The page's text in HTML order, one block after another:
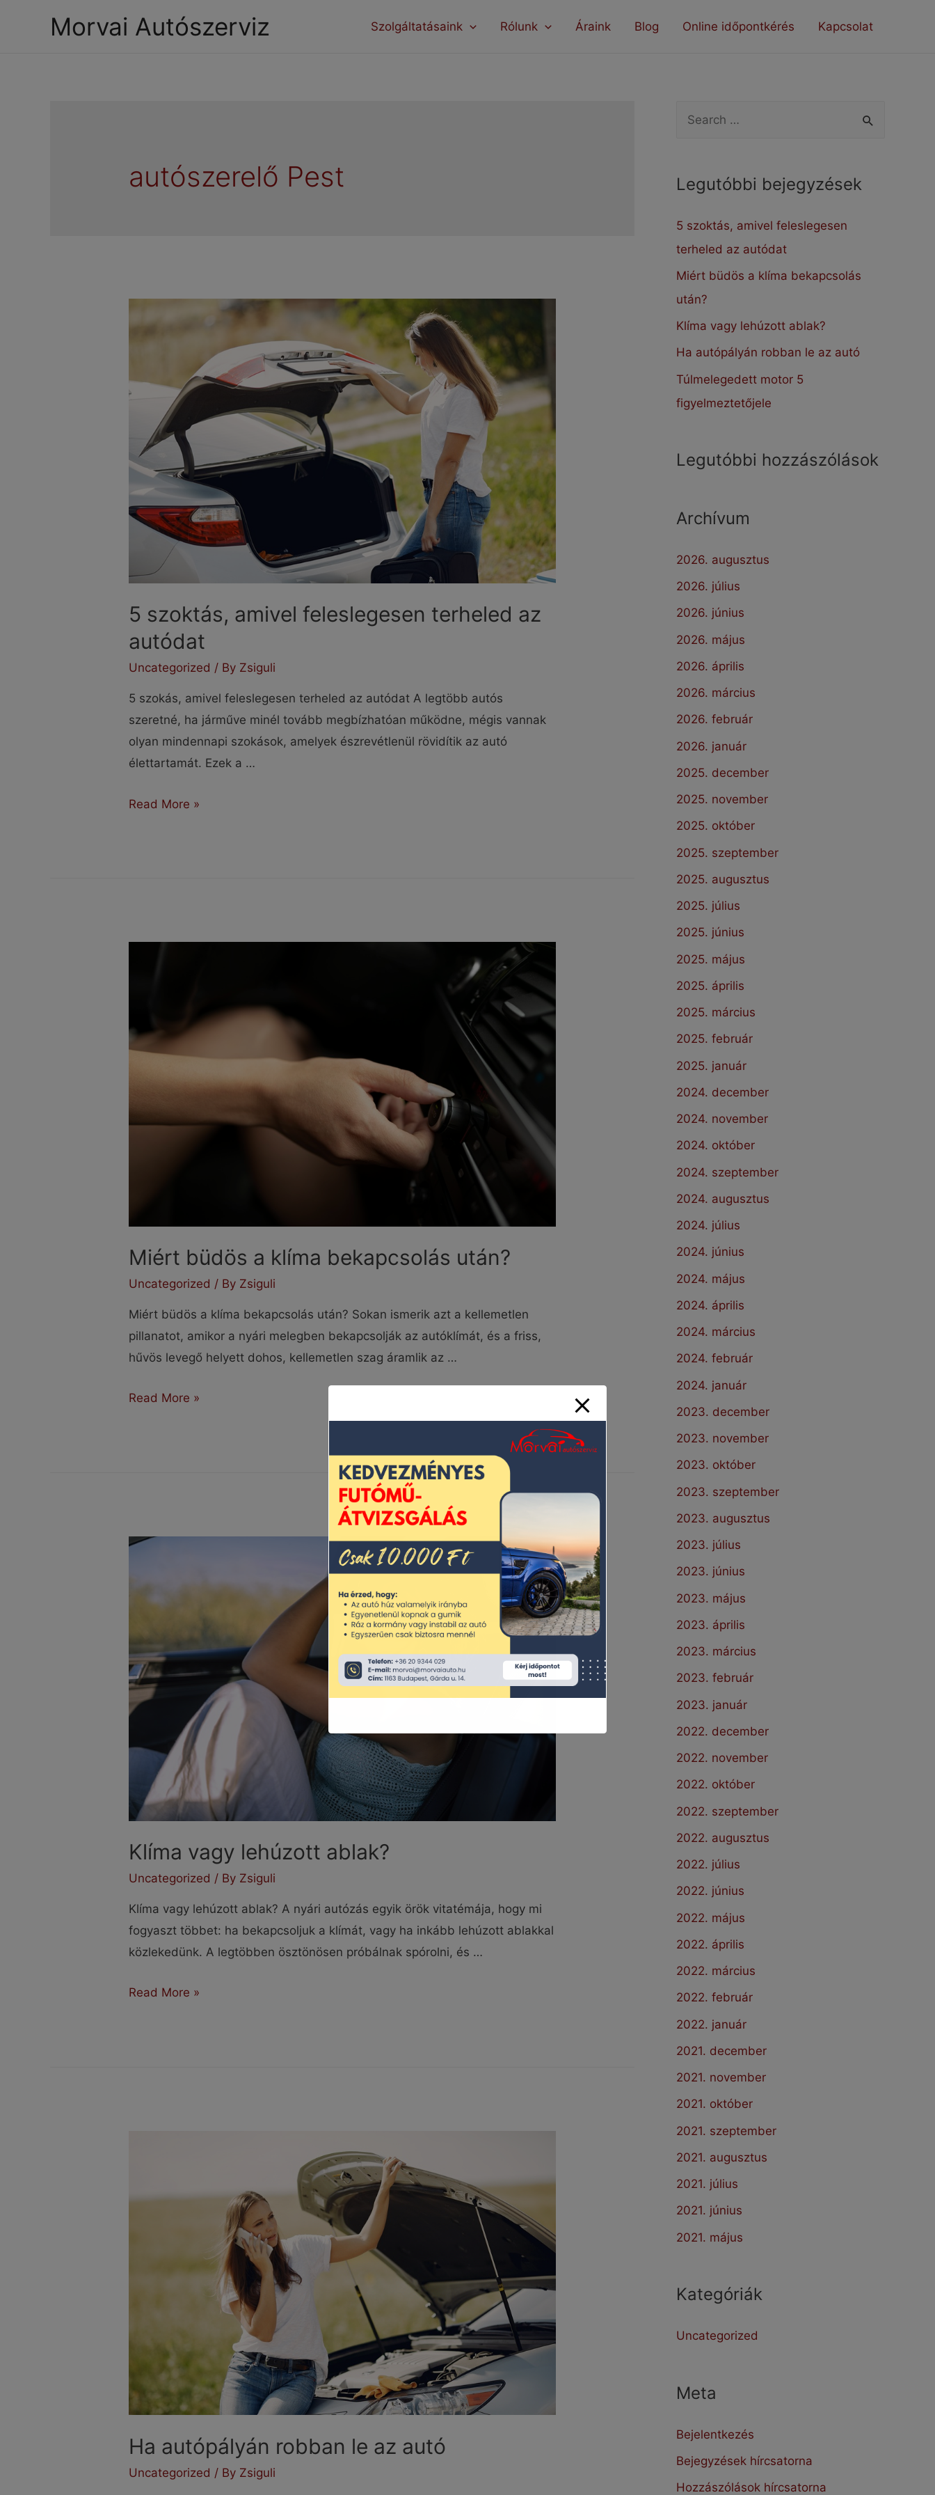
Morvai Autószerviz Szolgáltatásaink Rólunk Áraink Blog Online időpontkérés Kapcsolat
autószerelő Pest
5 szoktás, amivel feleslegesen terheled az
autódat
Uncategorized / By Zsiguli
5 szokás, amivel feleslegesen terheled az autódat A legtöbb autós
szeretné, ha járműve minél tovább megbízhatóan működne, mégis vannak
olyan mindennapi szokások, amelyek észrevétlenül rövidítik az autó
élettartamát. Ezek a …
5
Read More »
Miért büdös a klíma bekapcsolás után?
Uncategorized / By Zsiguli
Miért büdös a klíma bekapcsolás után? Sokan ismerik azt a kellemetlen
pillanatot, amikor a nyári melegben bekapcsolják az autóklímát, és a friss,
hűvös levegő helyett dohos, kellemetlen szag áramlik az …
Miért
Read More »
Klíma vagy lehúzott ablak?
Uncategorized / By Zsiguli
Klíma vagy lehúzott ablak? A nyári autózás egyik örök vitatémája, hogy mi
fogyaszt többet: ha bekapcsoljuk a klímát, vagy ha inkább lehúzott ablakkal
közlekedünk. A legtöbben ösztönösen próbálnak spórolni, és …
Klíma
Read More »
Ha autópályán robban le az autó
Uncategorized / By Zsiguli
h
f
o
r
:
Legutóbbi bejegyzések
5 szoktás, amivel feleslegesen
terheled az autódat
Miért büdös a klíma bekapcsolás
után?
Klíma vagy lehúzott ablak?
Ha autópályán robban le az autó
Túlmelegedett motor 5
figyelmeztetőjele
Legutóbbi hozzászólások
Archívum
2026. augusztus
2026. július
2026. június
2026. május
2026. április
2026. március
2026. február
2026. január
2025. december
2025. november
2025. október
2025. szeptember
2025. augusztus
2025. július
2025. június
2025. május
2025. április
2025. március
2025. február
2025. január
2024. december
2024. november
2024. október
2024. szeptember
2024. augusztus
2024. július
2024. június
2024. május
2024. április
2024. március
2024. február
2024. január
2023. december
2023. november
2023. október
2023. szeptember
2023. augusztus
2023. július
2023. június
2023. május
2023. április
2023. március
2023. február
2023. január
2022. december
2022. november
2022. október
2022. szeptember
2022. augusztus
2022. július
2022. június
2022. május
2022. április
2022. március
2022. február
2022. január
2021. december
2021. november
2021. október
2021. szeptember
2021. augusztus
2021. július
2021. június
2021. május
Kategóriák
Uncategorized
Meta
Bejelentkezés
Bejegyzések hírcsatorna
Hozzászólások hírcsatorna